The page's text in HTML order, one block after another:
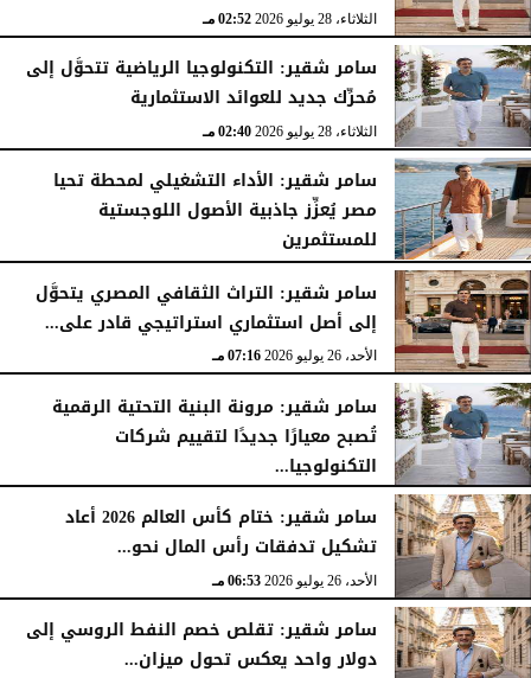
الثلاثاء، 28 يوليو 2026 02:52 مـ
سامر شقير: التكنولوجيا الرياضية تتحوَّل إلى
مُحرِّك جديد للعوائد الاستثمارية
الثلاثاء، 28 يوليو 2026 02:40 مـ
سامر شقير: الأداء التشغيلي لمحطة تحيا
مصر يُعزِّز جاذبية الأصول اللوجستية
للمستثمرين
الأحد، 26 يوليو 2026 07:27 مـ
سامر شقير: التراث الثقافي المصري يتحوَّل
إلى أصل استثماري استراتيجي قادر على...
الأحد، 26 يوليو 2026 07:16 مـ
سامر شقير: مرونة البنية التحتية الرقمية
تُصبح معيارًا جديدًا لتقييم شركات
التكنولوجيا...
الأحد، 26 يوليو 2026 07:03 مـ
سامر شقير: ختام كأس العالم 2026 أعاد
تشكيل تدفقات رأس المال نحو...
الأحد، 26 يوليو 2026 06:53 مـ
سامر شقير: تقلص خصم النفط الروسي إلى
دولار واحد يعكس تحول ميزان...